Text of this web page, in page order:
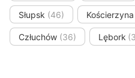
Słupsk (46) Kościerzyna
Człuchów (36) Lębork